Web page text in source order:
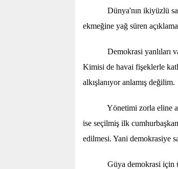
Dünya'nın ikiyüzlü
ekmeğine yağ süren
Demokrasi yanlıları
Kimisi de havai fişeklerle
alkışlanıyor anlamış değilim.
Yönetimi zorla eline
ise seçilmiş ilk
edilmesi. Yani demokrasiye
Güya demokrasi için ülke